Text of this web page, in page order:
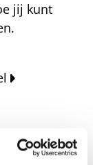
jij kunt